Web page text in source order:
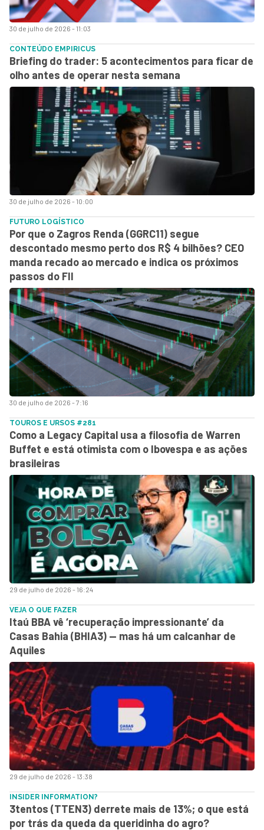
30 de julho de 2026 - 11:03
30 de julho de 2026 - 10:00
CONTEÚDO EMPIRICUS
Briefing do trader: 5 acontecimentos para ficar de
olho antes de operar nesta semana
30 de julho de 2026 - 7:16
FUTURO LOGÍSTICO
Por que o Zagros Renda (GGRC11) segue
descontado mesmo perto dos R$ 4 bilhões? CEO
manda recado ao mercado e indica os próximos
passos do FII
29 de julho de 2026 - 16:24
TOUROS E URSOS #281
Como a Legacy Capital usa a filosofia de Warren
Buffet e está otimista com o Ibovespa e as ações
brasileiras
29 de julho de 2026 - 13:38
VEJA O QUE FAZER
Itaú BBA vê ‘recuperação impressionante’ da
Casas Bahia (BHIA3) — mas há um calcanhar de
Aquiles
INSIDER INFORMATION?
3tentos (TTEN3) derrete mais de 13%; o que está
por trás da queda da queridinha do agro?